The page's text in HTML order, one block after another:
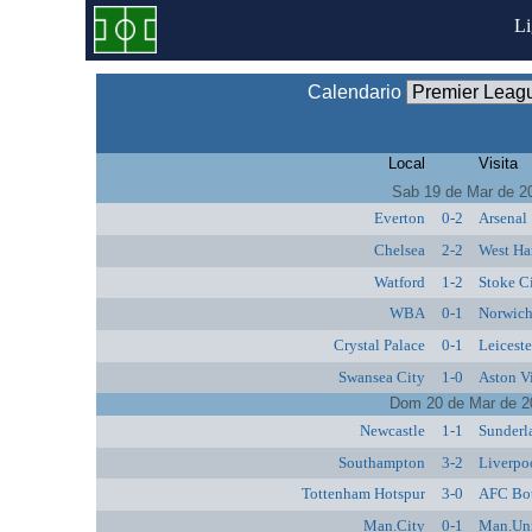
Calendario
Local Visita
Sab 19 de Mar de
Everton
0-2 Arsenal
Chelsea
2-2 West
Watford
1-2 Stoke
WBA
0-1
Crystal Palace
0-1
Swansea City
1-0 Aston
Dom 20 de Mar de
Newcastle
1-1
Southampton
3-2
Tottenham Hotspur
3-0 AFC
Man.City
0-1